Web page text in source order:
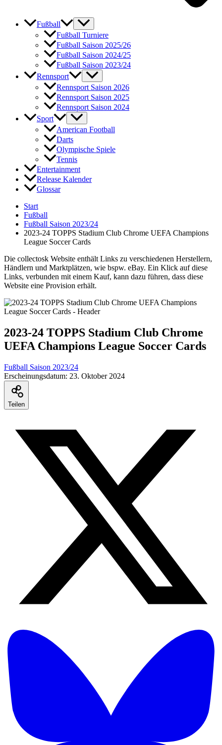
Fußball
Fußball Turniere
Fußball Saison 2025/26
Fußball Saison 2024/25
Fußball Saison 2023/24
Rennsport
Rennsport Saison 2026
Rennsport Saison 2025
Rennsport Saison 2024
Sport
American Football
Darts
Olympische Spiele
Tennis
Entertainment
Release Kalender
Glossar
Start
Fußball
Fußball Saison 2023/24
2023-24 TOPPS Stadium Club Chrome UEFA Champions
League Soccer Cards
Die collectosk Website enthält Links zu verschiedenen Herstellern,
Händlern und Marktplätzen, wie bspw. eBay. Ein Klick auf diese
Links, verbunden mit einem Kauf, kann dazu führen, dass diese
Website eine Provision erhält.
2023-24 TOPPS Stadium Club Chrome
UEFA Champions League Soccer Cards
Fußball Saison 2023/24
Erscheinungsdatum: 23. Oktober 2024
Teilen